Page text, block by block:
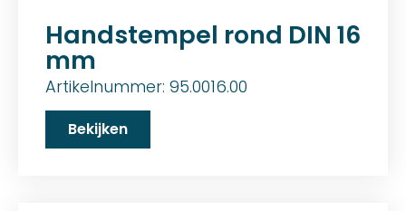
Handstempel rond DIN 16
mm
Artikelnummer: 95.0016.00
Bekijken